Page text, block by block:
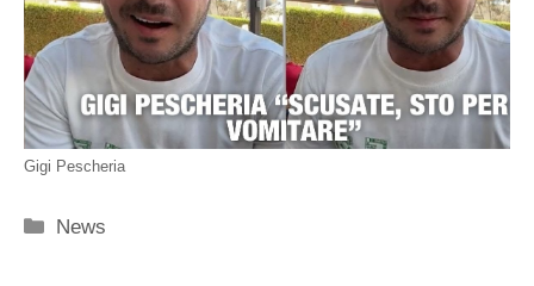
Gigi Pescheria
Categorie
News